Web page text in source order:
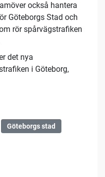
också hantera
Göteborgs Stad och
rör spårvägstrafiken
det nya
i Göteborg,
Göteborgs stad